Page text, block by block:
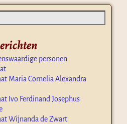
personen
Maria Cornelia Alexandra
Ivo Ferdinand Josephus
Wijnanda de Zwart